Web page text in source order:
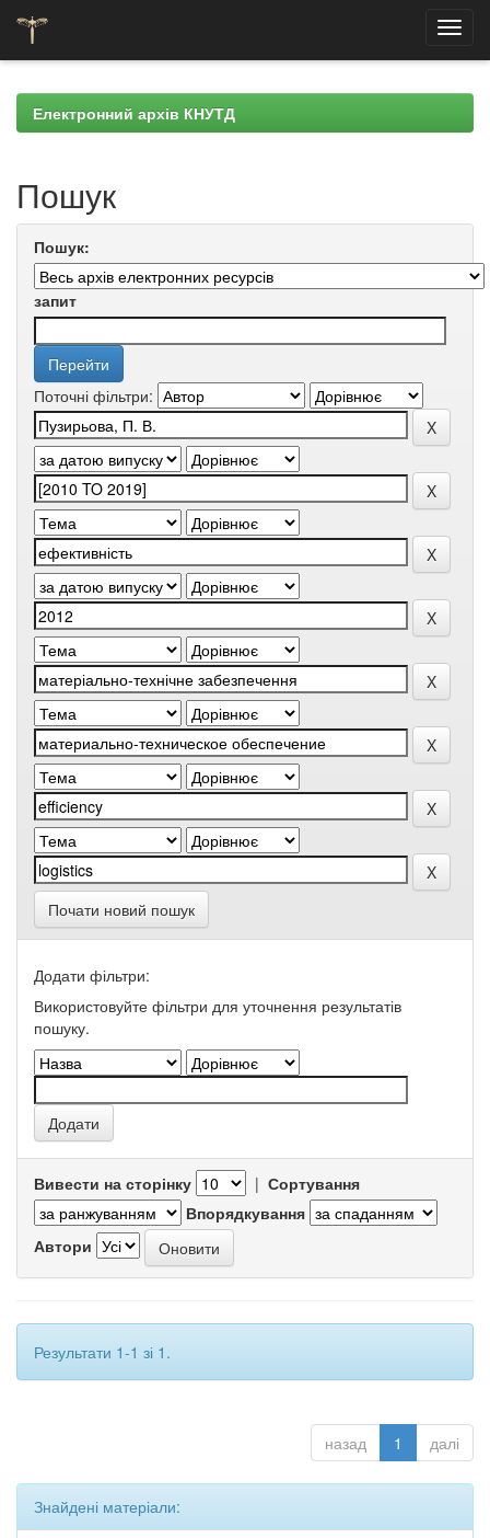
navigationЕлектронний архів КНУТД
Пошук
Пошук:
запит
Поточні фільтри:
Почати новий пошук
Додати фільтри:
Використовуйте фільтри для уточнення результатів
пошуку.
Вивести на сторінку | Сортування
Впорядкування
Автори
Результати 1-1 зі 1.
назад 1 далі
Знайдені матеріали: